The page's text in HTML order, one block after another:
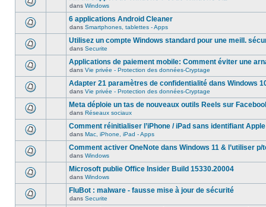
dans Windows
6 applications Android Cleaner
dans Smartphones, tablettes - Apps
Utilisez un compte Windows standard pour une meill.
dans Securite
Applications de paiement mobile: Comment éviter une
dans Vie privée - Protection des données-Cryptage
Adapter 21 paramètres de confidentialité dans Windows
dans Vie privée - Protection des données-Cryptage
Meta déploie un tas de nouveaux outils Reels sur
dans Réseaux sociaux
Comment réinitialiser l’iPhone / iPad sans identifiant Apple
dans Mac, iPhone, iPad - Apps
Comment activer OneNote dans Windows 11 & l’utiliser p/
dans Windows
Microsoft publie Office Insider Build 15330.20004
dans Windows
FluBot : malware - fausse mise à jour de sécurité
dans Securite